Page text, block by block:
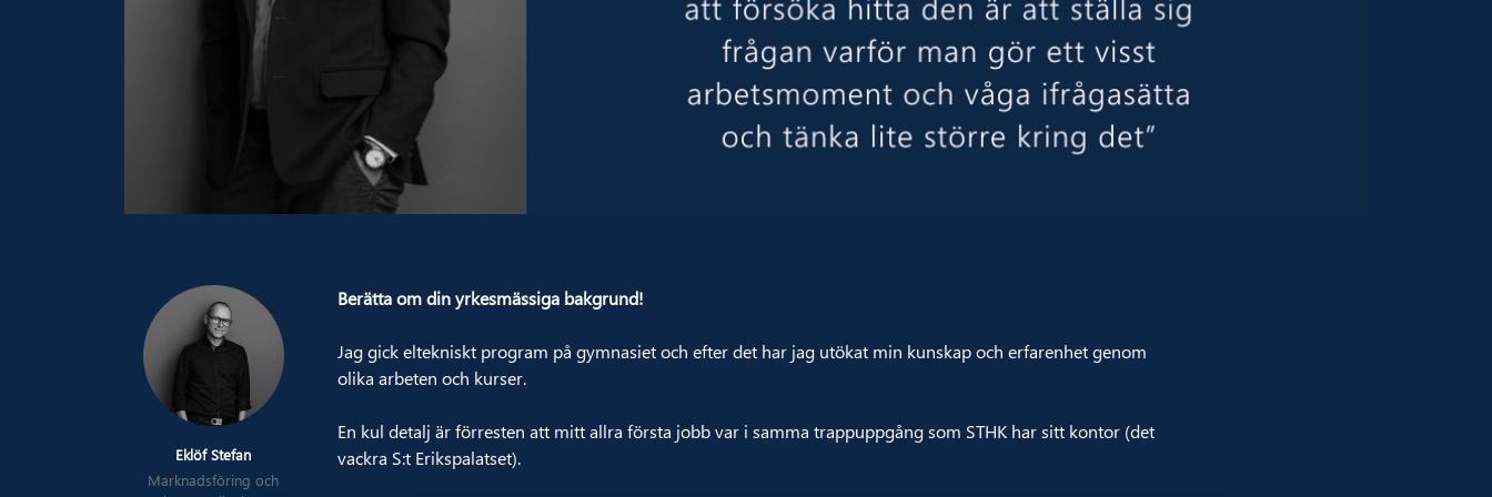
Eklöf Stefan
Marknadsföring och
Berätta om din yrkesmässiga bakgrund!
Jag gick eltekniskt program på gymnasiet och efter det har jag utökat min kunskap och erfarenhet genom
olika arbeten och kurser.
En kul detalj är förresten att mitt allra första jobb var i samma trappuppgång som STHK har sitt kontor (det
vackra S:t Erikspalatset).